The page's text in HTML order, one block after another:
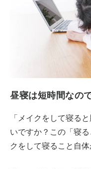
昼寝は短時間なの
「メイクをして寝る
いですか？この「寝
クをして寝ること自